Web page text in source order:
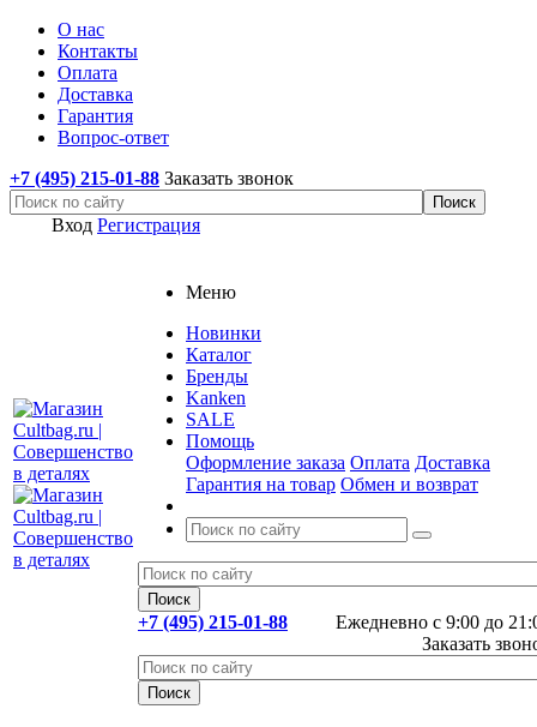
О нас
Контакты
Оплата
Доставка
Гарантия
Вопрос-ответ
+7 (495) 215-01-88 Заказать звонок
Вход Регистрация
Меню
Новинки
Каталог
Бренды
Kanken
SALE
Помощь
Оформление заказа Оплата Доставка
Гарантия на товар Обмен и возврат
Ежедневно с 9:00 до
+7 (495) 215-01-88
Заказать